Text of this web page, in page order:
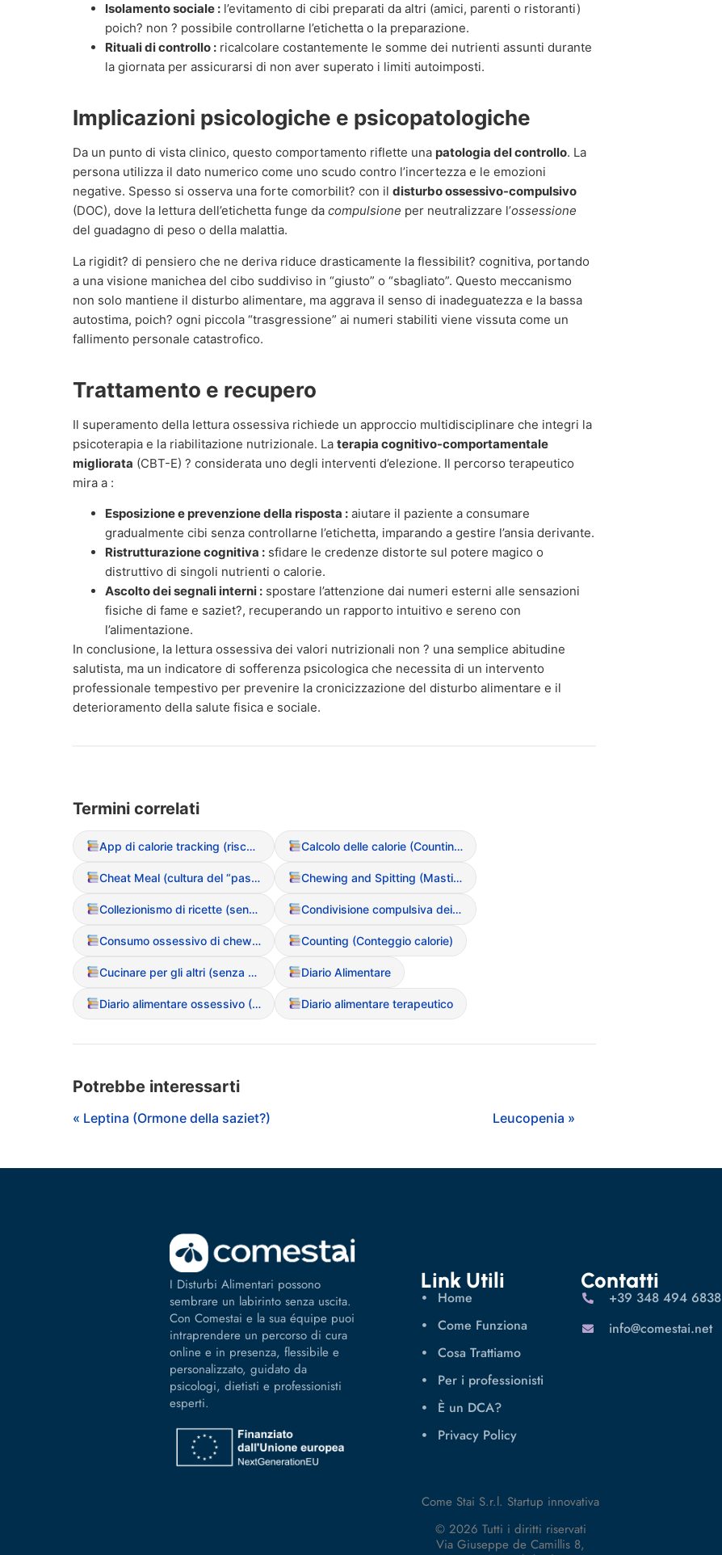
Isolamento sociale : l’evitamento di cibi preparati da altri (amici, parenti o ristoranti)
poich? non ? possibile controllarne l’etichetta o la preparazione.
Rituali di controllo : ricalcolare costantemente le somme dei nutrienti assunti durante
la giornata per assicurarsi di non aver superato i limiti autoimposti.
Implicazioni psicologiche e psicopatologiche
Da un punto di vista clinico, questo comportamento riflette una patologia del controllo. La
persona utilizza il dato numerico come uno scudo contro l’incertezza e le emozioni
negative. Spesso si osserva una forte comorbilit? con il disturbo ossessivo-compulsivo
(DOC), dove la lettura dell’etichetta funge da compulsione per neutralizzare l’ossessione
del guadagno di peso o della malattia.
La rigidit? di pensiero che ne deriva riduce drasticamente la flessibilit? cognitiva, portando
a una visione manichea del cibo suddiviso in “giusto” o “sbagliato”. Questo meccanismo
non solo mantiene il disturbo alimentare, ma aggrava il senso di inadeguatezza e la bassa
autostima, poich? ogni piccola “trasgressione” ai numeri stabiliti viene vissuta come un
fallimento personale catastrofico.
Trattamento e recupero
Il superamento della lettura ossessiva richiede un approccio multidisciplinare che integri la
psicoterapia e la riabilitazione nutrizionale. La terapia cognitivo-comportamentale
migliorata (CBT-E) ? considerata uno degli interventi d’elezione. Il percorso terapeutico
mira a :
Esposizione e prevenzione della risposta : aiutare il paziente a consumare
gradualmente cibi senza controllarne l’etichetta, imparando a gestire l’ansia derivante.
Ristrutturazione cognitiva : sfidare le credenze distorte sul potere magico o
distruttivo di singoli nutrienti o calorie.
Ascolto dei segnali interni : spostare l’attenzione dai numeri esterni alle sensazioni
fisiche di fame e saziet?, recuperando un rapporto intuitivo e sereno con
l’alimentazione.
In conclusione, la lettura ossessiva dei valori nutrizionali non ? una semplice abitudine
salutista, ma un indicatore di sofferenza psicologica che necessita di un intervento
professionale tempestivo per prevenire la cronicizzazione del disturbo alimentare e il
deterioramento della salute fisica e sociale.
Termini correlati
App di calorie tracking (rischi e dipendenza) Calcolo delle calorie (Counting ossessivo)
Cheat Meal (cultura del “pasto sgarro”) Chewing and Spitting (Mastica e sputa)
Collezionismo di ricette (senza mai cucinarle) Condivisione compulsiva dei pasti
Consumo ossessivo di chewing-gum Counting (Conteggio calorie)
Cucinare per gli altri (senza assaggiare o mangiare) Diario Alimentare
Diario alimentare ossessivo (Tracking millimetrico) Diario alimentare terapeutico
Potrebbe interessarti
« Leptina (Ormone della saziet?) Leucopenia »
I Disturbi Alimentari possono
sembrare un labirinto senza uscita.
Con Comestai e la sua équipe puoi
intraprendere un percorso di cura
online e in presenza, flessibile e
personalizzato, guidato da
psicologi, dietisti e professionisti
esperti.
Link Utili
Home
Come Funziona
Cosa Trattiamo
Per i professionisti
È un DCA?
Privacy Policy
Contatti
‪+39 348 494 6838
info@comestai.net
Come Stai S.r.l. Startup innovativa
© 2026 Tutti i diritti riservati
Via Giuseppe de Camillis 8,